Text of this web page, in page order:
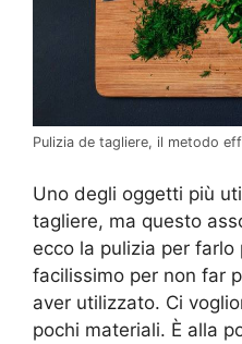
Pulizia de tagliere, il metodo
Uno degli oggetti più
tagliere, ma questo
ecco la pulizia per farlo
facilissimo per non far
aver utilizzato. Ci
pochi materiali. È alla